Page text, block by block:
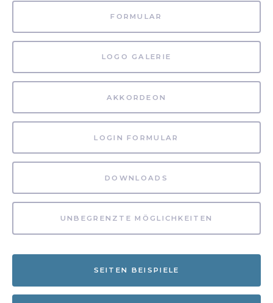
FORMULAR
LOGO GALERIE
AKKORDEON
LOGIN FORMULAR
DOWNLOADS
UNBEGRENZTE MÖGLICHKEITEN
SEITEN BEISPIELE